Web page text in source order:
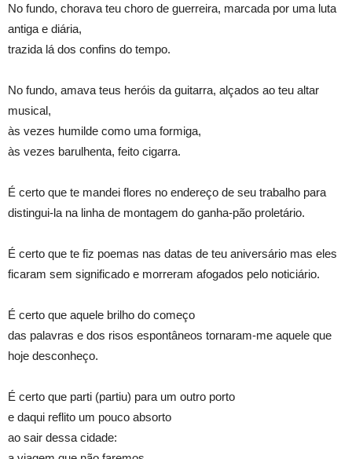
No fundo, chorava teu choro de guerreira, marcada por uma luta
antiga e diária,
trazida lá dos confins do tempo.
No fundo, amava teus heróis da guitarra, alçados ao teu altar
musical,
às vezes humilde como uma formiga,
às vezes barulhenta, feito cigarra.
É certo que te mandei flores no endereço de seu trabalho para
distingui-la na linha de montagem do ganha-pão proletário.
É certo que te fiz poemas nas datas de teu aniversário mas eles
ficaram sem significado e morreram afogados pelo noticiário.
É certo que aquele brilho do começo
das palavras e dos risos espontâneos tornaram-me aquele que
hoje desconheço.
É certo que parti (partiu) para um outro porto
e daqui reflito um pouco absorto
ao sair dessa cidade: